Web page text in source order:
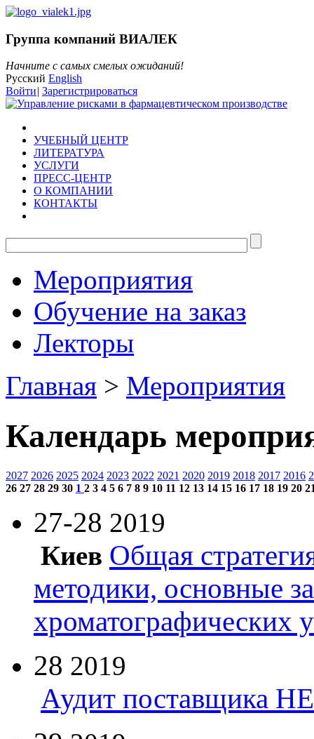
Группа компаний ВИАЛЕК
Начните с самых смелых ожиданий!
Русский English
Войти| Зарегистрироваться
УЧЕБНЫЙ ЦЕНТР
ЛИТЕРАТУРА
УСЛУГИ
ПРЕСС-ЦЕНТР
О КОМПАНИИ
КОНТАКТЫ
Мероприятия
Обучение на заказ
Лекторы
Главная > Мероприятия
Календарь
2027 2026 2025 2024 2023 2022 2021 2020 2019 2018 2017 2016
26 27 28 29 30 1 2 3 4 5 6 7 8 9 10 11 12 13 14 15 16 17 18 19 20
27-28 2019
Киев Общая
методики, основные
28 2019
Аудит поставщика